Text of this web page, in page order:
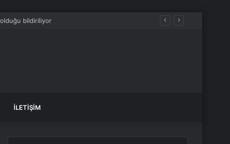
İLETIŞIM